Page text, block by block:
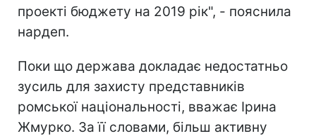
проекті бюджету на 2019 рік", - пояснила
нардеп.
Поки що держава докладає недостатньо
зусиль для захисту представників
ромської національності, вважає Ірина
Жмурко. За її словами, більш активну